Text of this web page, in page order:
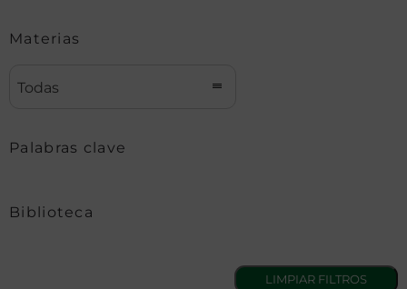
Materias
Todas
Palabras clave
Biblioteca